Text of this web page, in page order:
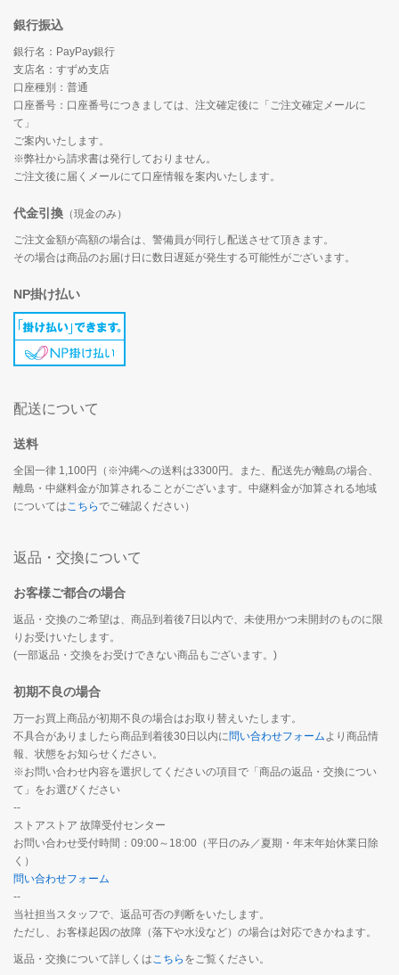
銀行振込
銀行名：PayPay銀行
支店名：すずめ支店
口座種別：普通
口座番号：口座番号につきましては、注文確定後に「ご注文確定メールに
て」
ご案内いたします。
※弊社から請求書は発行しておりません。
ご注文後に届くメールにて口座情報を案内いたします。
代金引換 （現金のみ）
ご注文金額が高額の場合は、警備員が同行し配送させて頂きます。
その場合は商品のお届け日に数日遅延が発生する可能性がございます。
NP掛け払い
配送について
送料
全国一律 1,100円（※沖縄への送料は3300円。また、配送先が離島の場合、
離島・中継料金が加算されることがございます。中継料金が加算される地域
については こちらでご確認ください）
返品・交換について
お客様ご都合の場合
返品・交換のご希望は、商品到着後7日以内で、未使用かつ未開封のものに限
りお受けいたします。
(一部返品・交換をお受けできない商品もございます。)
初期不良の場合
万一お買上商品が初期不良の場合はお取り替えいたします。
不具合がありましたら商品到着後30日以内に問い合わせフォーム より商品情
報、状態をお知らせください。
※お問い合わせ内容を選択してくださいの項目で「商品の返品・交換につい
て」をお選びください
--
ストアストア 故障受付センター
お問い合わせ受付時間：09:00～18:00（平日のみ／夏期・年末年始休業日除
く）
問い合わせフォーム
--
当社担当スタッフで、返品可否の判断をいたします。
ただし、お客様起因の故障（落下や水没など）の場合は対応できかねます。
返品・交換について詳しくは こちら をご覧ください。